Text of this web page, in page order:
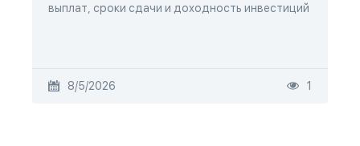
выплат, сроки сдачи и доходность инвестиций
8/5/2026 1